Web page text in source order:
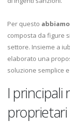
Per questo
composta da figure
settore. Insieme a
elaborato una
soluzione semplice
I principali
proprietari